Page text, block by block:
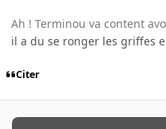
Ah ! Terminou va content
il a du se ronger les griffes
Citer